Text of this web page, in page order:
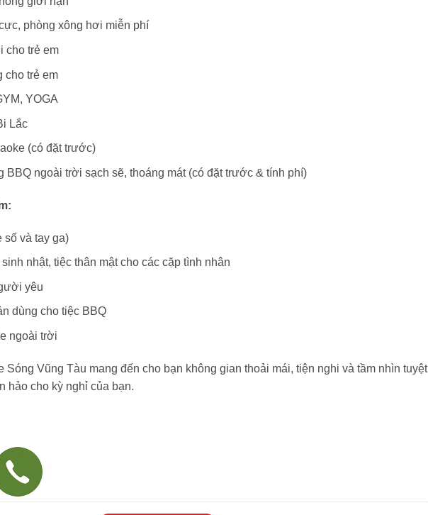
phòng xông hơi miễn phí
cho trẻ em
cho trẻ em
YOGA
Lắc
(có đặt trước)
BBQ ngoài trời sạch sẽ, thoáng mát (có đặt trước & tính phí)
số và tay ga)
nhật, tiệc thân mật cho các cặp tình nhân
yêu
dùng cho tiệc BBQ
ngoài trời
Sóng Vũng Tàu mang đến cho bạn không gian thoải mái, tiện nghi và tầm nhìn tuyệt
hảo cho kỳ nghỉ của bạn.